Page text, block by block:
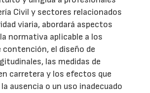
Civil y sectores relacionados
viaria, abordará aspectos
normativa aplicable a los
contención, el diseño de
las medidas de
carretera y los efectos que
ausencia o un uso inadecuado